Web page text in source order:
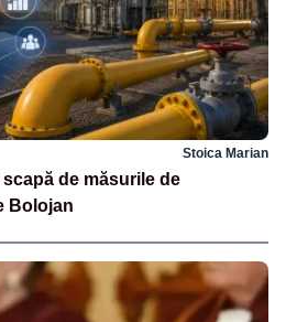
Stoica Marian
de măsurile de
Bolojan